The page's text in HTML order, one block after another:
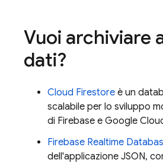
Vuoi archiviare
dati?
Cloud Firestore è un
scalabile per lo sviluppo
di Firebase e Google
Firebase Realtime
dell'applicazione JSON,